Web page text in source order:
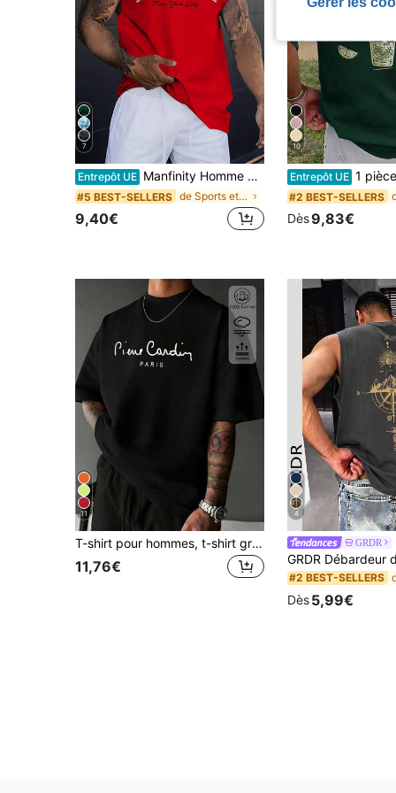
7
Entrepôt UE Manfinity Homme Débardeur homme à col rond avec imprimé lettre et larges bretelles, sans manches, graphique vintage pour sortir, mari, vacances
#5 BEST-SELLERS de Sports et plein air - Athleisure Hauts pour hom
9,40€
10
Entrepôt UE 1 pièce T-shirt graphique pour hommes,
#2 BEST-SELLERS
Dès9,83€
11
T-shirt pour hommes, t-shirt graphique de style minimaliste français, nouvelle collection printemps/été de vêtements de sport pour hommes, top décontracté et à la mode, doux et respirant, noir, à manches courtes pour hommes
11,76€
4
GRDR
#2 BEST-SELLERS
Dès5,99€